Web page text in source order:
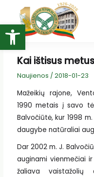
Open toolbar
turinio
Kai ištisus
Naujienos / 2018-01-23
Mažeikių rajone,
1990 metais į savo
Balvočiūtė, kur 1998
daugybe natūraliai
Dar 2002 m. J.
auginami vienmečiai
žaliava vaistažolių